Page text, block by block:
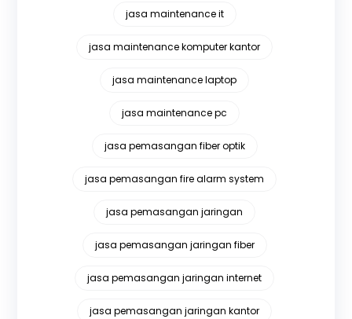
jasa maintenance it
jasa maintenance komputer kantor
jasa maintenance laptop
jasa maintenance pc
jasa pemasangan fiber optik
jasa pemasangan fire alarm system
jasa pemasangan jaringan
jasa pemasangan jaringan fiber
jasa pemasangan jaringan internet
jasa pemasangan jaringan kantor